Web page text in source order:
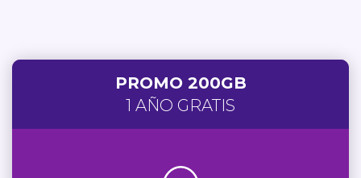
PROMO 200GB
1 AÑO GRATIS